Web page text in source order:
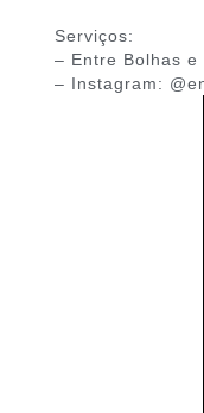
Serviços:
– Entre Bolhas e
– Instagram: